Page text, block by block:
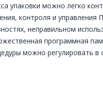
упаковки можно легко
контроля и управления
неправильном
программная
можно регулировать в